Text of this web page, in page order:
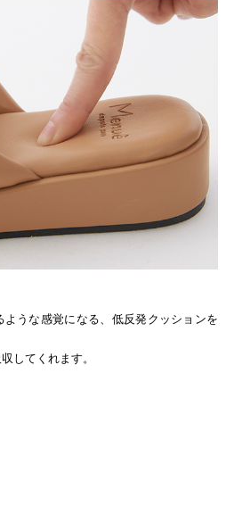
うな感覚になる、低反発クッションを
してくれます。